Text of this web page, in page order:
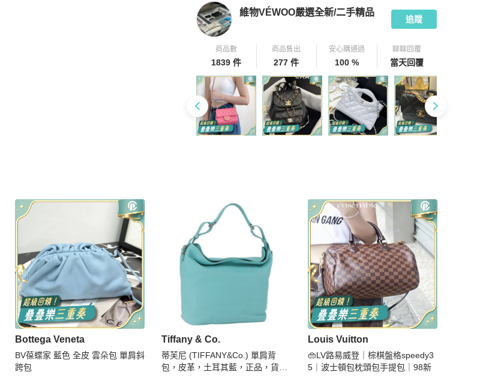
維物VÉWOO嚴選全新/二手精品
追蹤
商品數
1839 件
商品售出
277 件
安心購通過
100 %
聊聊回覆
當天回覆
Bottega Veneta
BV葆蝶家 藍色 全皮 雲朵包 單肩斜
跨包
Tiffany & Co.
蒂芙尼 (TIFFANY&Co.) 單肩背
包，皮革，土耳其藍，正品，貨號
Louis Vuitton
👜LV路易威登｜棕棋盤格speedy3
5｜波士頓包枕頭包手提包｜98新